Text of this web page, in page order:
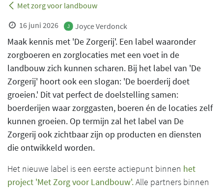
Met zorg voor landbouw
16 juni 2026
Joyce Verdonck
Maak kennis met 'De Zorgerij'. Een label waaronder
zorgboeren en zorglocaties met een voet in de
landbouw zich kunnen scharen. Bij het label van 'De
Zorgerij' hoort ook een slogan: 'De boerderij doet
groeien.' Dit vat perfect de doelstelling samen:
boerderijen waar zorggasten, boeren én de locaties zelf
kunnen groeien. Op termijn zal het label van De
Zorgerij ook zichtbaar zijn op producten en diensten
die ontwikkeld worden.
Het nieuwe label is een eerste actiepunt binnen het
project 'Met Zorg voor Landbouw'.Alle partners binnen